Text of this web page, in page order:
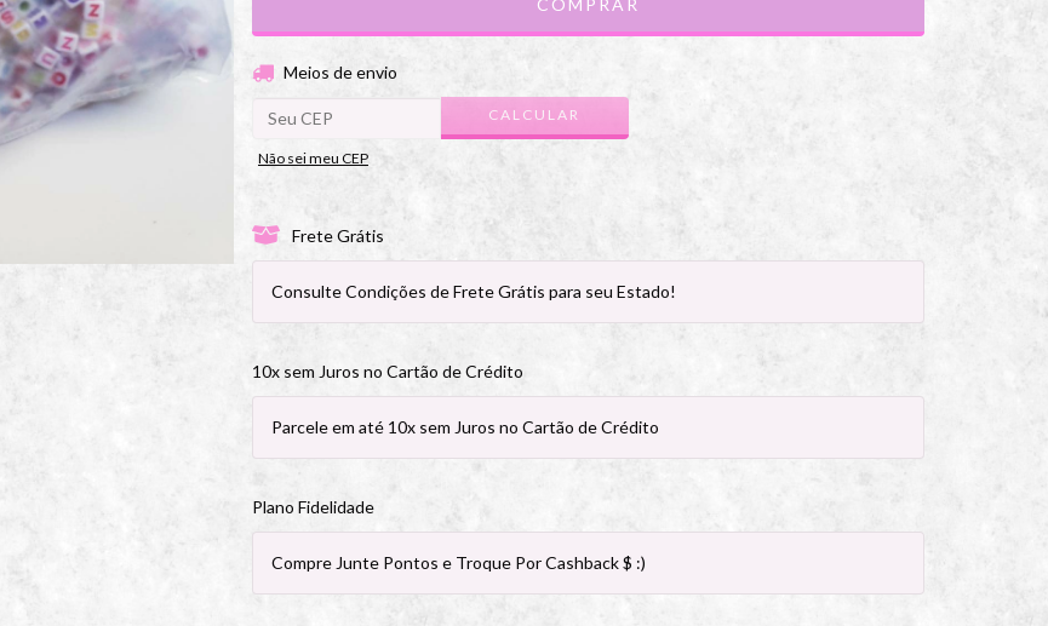
Entregas para o CEP:
Meios de envio
CALCULAR
Não sei meu CEP
Frete Grátis
Consulte Condições de Frete Grátis para seu Estado!
10x sem Juros no Cartão de Crédito
Parcele em até 10x sem Juros no Cartão de Crédito
Plano Fidelidade
Compre Junte Pontos e Troque Por Cashback $ :)